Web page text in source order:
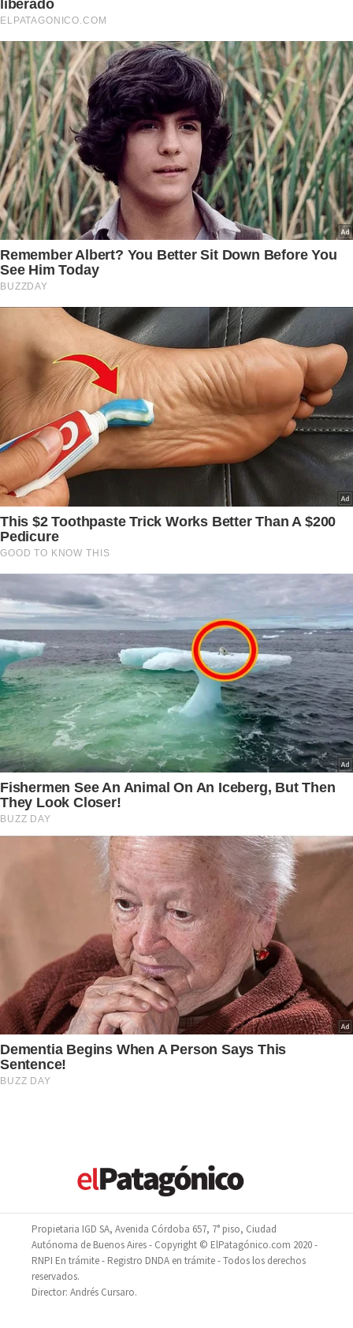
Propietaria IGD SA, Avenida Córdoba 657, 7° piso, Ciudad
Autónoma de Buenos Aires - Copyright © ElPatagónico.com 2020 -
RNPI En trámite - Registro DNDA en trámite - Todos los derechos
reservados.
Director: Andrés Cursaro.